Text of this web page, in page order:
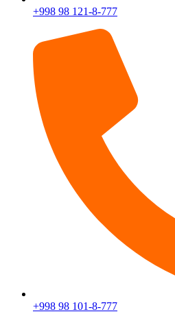
+998 98 121-8-777
+998 98 101-8-777